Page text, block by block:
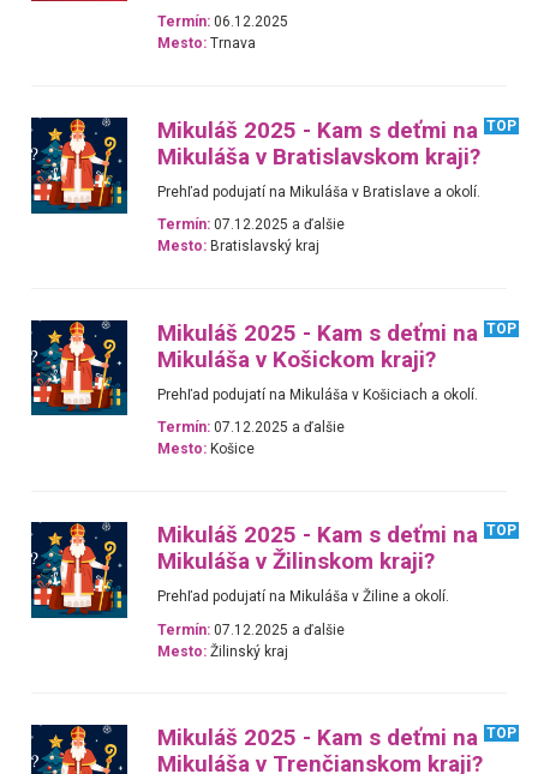
Termín: 06.12.2025
Mesto: Trnava
Mikuláš 2025 - Kam s deťmi na
Mikuláša v Bratislavskom kraji?
TOP
Prehľad podujatí na Mikuláša v Bratislave a okolí.
Termín: 07.12.2025 a ďalšie
Mesto: Bratislavský kraj
Mikuláš 2025 - Kam s deťmi na
Mikuláša v Košickom kraji?
TOP
Prehľad podujatí na Mikuláša v Košiciach a okolí.
Termín: 07.12.2025 a ďalšie
Mesto: Košice
Mikuláš 2025 - Kam s deťmi na
Mikuláša v Žilinskom kraji?
TOP
Prehľad podujatí na Mikuláša v Žiline a okolí.
Termín: 07.12.2025 a ďalšie
Mesto: Žilinský kraj
Mikuláš 2025 - Kam s deťmi na
Mikuláša v Trenčianskom kraji?
TOP